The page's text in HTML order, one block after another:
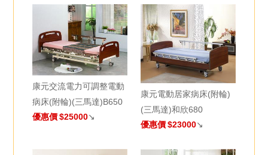
康元交流電力可調整電動
病床(附輪)(三馬達)B650
優惠價 $25000↘
康元電動居家病床(附輪)
(三馬達)和欣680
優惠價$23000↘